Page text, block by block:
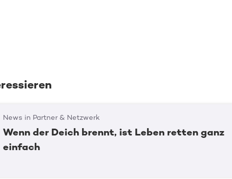
News in Partner & Netzwerk
Wenn der Deich brennt, ist Leben retten ganz
einfach